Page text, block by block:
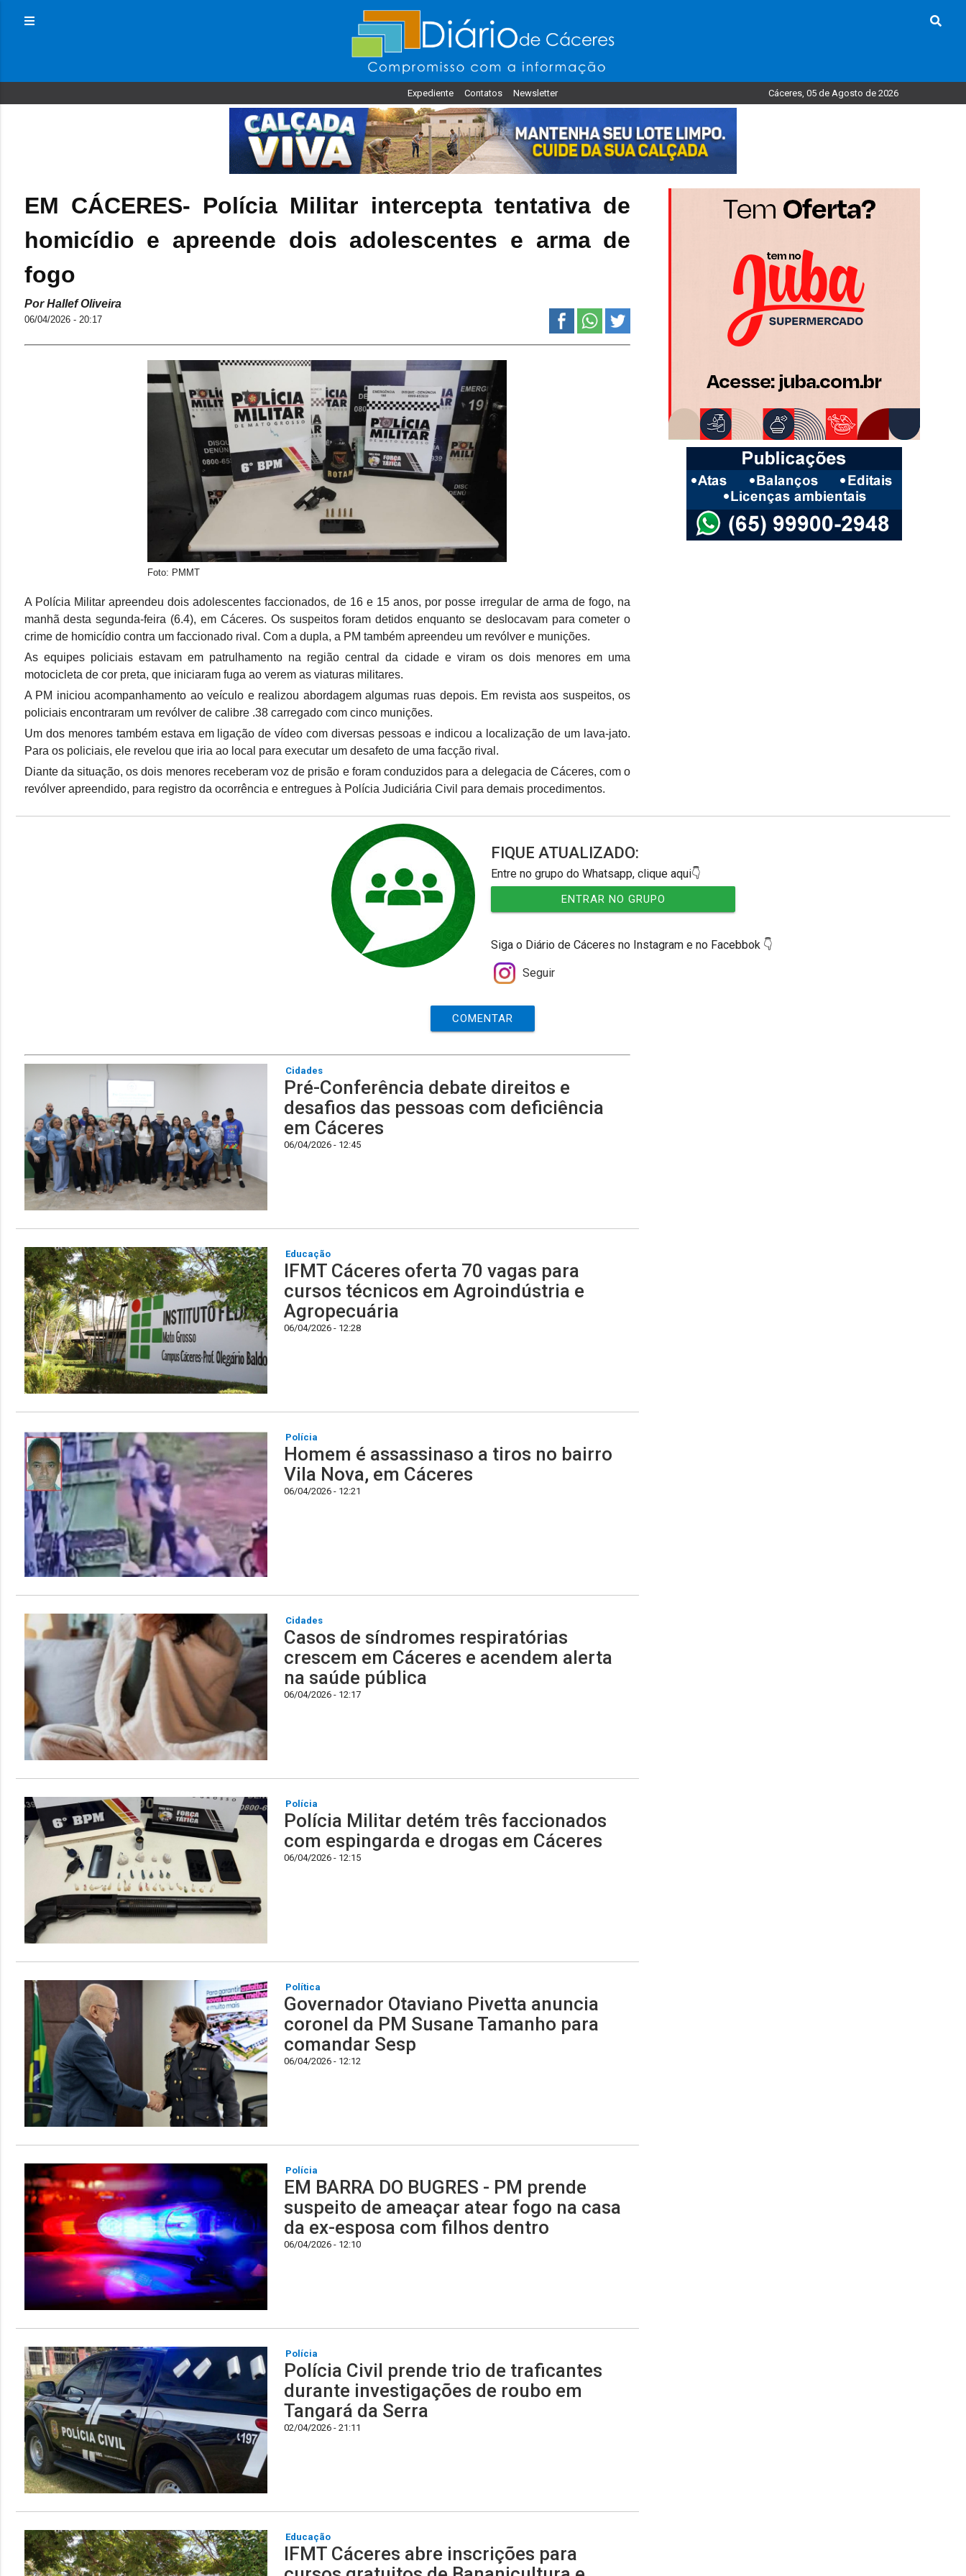
Expediente Contatos Newsletter Cáceres, 05 de Agosto de 2026
EM CÁCERES- Polícia Militar intercepta tentativa de
homicídio e apreende dois adolescentes e arma de
fogo
Por Hallef Oliveira
06/04/2026 - 20:17
Foto: PMMT
A Polícia Militar apreendeu dois adolescentes faccionados, de 16 e 15 anos, por posse irregular de arma de fogo, na
manhã desta segunda-feira (6.4), em Cáceres. Os suspeitos foram detidos enquanto se deslocavam para cometer o
crime de homicídio contra um faccionado rival. Com a dupla, a PM também apreendeu um revólver e munições.
As equipes policiais estavam em patrulhamento na região central da cidade e viram os dois menores em uma
motocicleta de cor preta, que iniciaram fuga ao verem as viaturas militares.
A PM iniciou acompanhamento ao veículo e realizou abordagem algumas ruas depois. Em revista aos suspeitos, os
policiais encontraram um revólver de calibre .38 carregado com cinco munições.
Um dos menores também estava em ligação de vídeo com diversas pessoas e indicou a localização de um lava-jato.
Para os policiais, ele revelou que iria ao local para executar um desafeto de uma facção rival.
Diante da situação, os dois menores receberam voz de prisão e foram conduzidos para a delegacia de Cáceres, com o
revólver apreendido, para registro da ocorrência e entregues à Polícia Judiciária Civil para demais procedimentos.
FIQUE ATUALIZADO:
Entre no grupo do Whatsapp, clique aqui👇
ENTRAR NO GRUPO
Siga o Diário de Cáceres no Instagram e no Facebbok 👇
Seguir
COMENTAR
Cidades
Pré-Conferência debate direitos e
desafios das pessoas com deficiência
em Cáceres
06/04/2026 - 12:45
Educação
IFMT Cáceres oferta 70 vagas para
cursos técnicos em Agroindústria e
Agropecuária
06/04/2026 - 12:28
Polícia
Homem é assassinaso a tiros no bairro
Vila Nova, em Cáceres
06/04/2026 - 12:21
Cidades
Casos de síndromes respiratórias
crescem em Cáceres e acendem alerta
na saúde pública
06/04/2026 - 12:17
Polícia
Polícia Militar detém três faccionados
com espingarda e drogas em Cáceres
06/04/2026 - 12:15
Política
Governador Otaviano Pivetta anuncia
coronel da PM Susane Tamanho para
comandar Sesp
06/04/2026 - 12:12
Polícia
EM BARRA DO BUGRES - PM prende
suspeito de ameaçar atear fogo na casa
da ex-esposa com filhos dentro
06/04/2026 - 12:10
Polícia
Polícia Civil prende trio de traficantes
durante investigações de roubo em
Tangará da Serra
02/04/2026 - 21:11
Educação
IFMT Cáceres abre inscrições para